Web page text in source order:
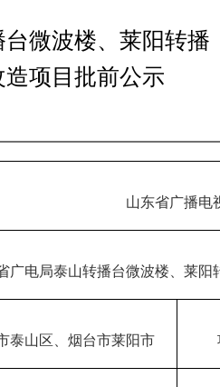
微波楼、莱阳转播
项目批前公示
山东省广播电
广电局泰山转播台微波楼、莱阳
泰山区、烟台市莱阳市